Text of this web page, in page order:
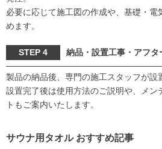
必要に応じて施工図の作成や、基礎・電
めます。
STEP 4 納品・設置工事・アフタ
製品の納品後、専門の施工スタッフが設
設置完了後は使用方法のご説明や、メン
トもご案内いたします。
サウナ用タオル おすすめ記事